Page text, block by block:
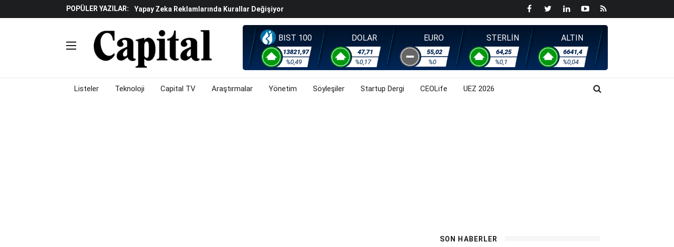
POPÜLER YAZILAR:
Yapay Zeka Reklamlarında Kurallar Değişiyor
Beyaz Eşya Sektöründe Daralma Sürüyor
Döviz Ve Altın Güne Nasıl Başladı? (31 Temmuz 2026)
Küresel Piyasalarda Teknoloji Rallisi Risk Iştahını Artırdı
Piyasalarda Gün Ortası: Borsa, Döviz Ve Altında Son Durum Ne? (31 Temmuz 2026)
BIST 100
13821,97
%0,49
DOLAR
47,71
%0,17
EURO
55,02
%0
STERLİN
64,25
%0,1
ALTIN
6641,4
%0,04
Listeler Teknoloji Capital TV Araştırmalar Yönetim Söyleşiler Startup Dergi CEOLife UEZ 2026
SON HABERLER